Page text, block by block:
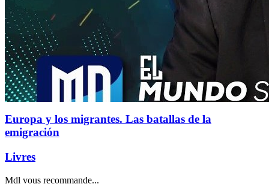
Europa y los migrantes. Las batallas de la
emigración
Livres
Mdl vous recommande...